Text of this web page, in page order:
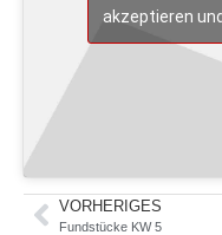
akzeptieren
VORHERIGES
Fundstücke KW 5